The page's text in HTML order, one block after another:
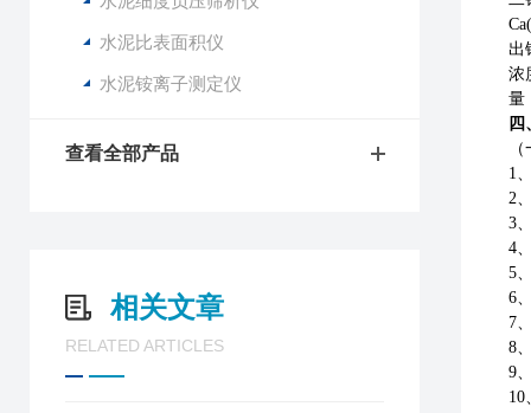
水泥比表面积仪
水泥铵离子测定仪
查看全部产品
相关文章
RELATED ARTICLES
出
浓
量
四
1
2
3
4
5
6
7
8
9
10